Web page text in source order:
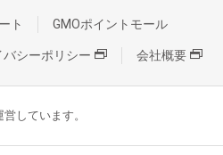
ト GMOポイントモール
バシーポリシー 会社概要
しています。